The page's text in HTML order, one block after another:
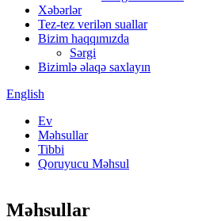
Xəbərlər
Tez-tez verilən suallar
Bizim haqqımızda
Sərgi
Bizimlə əlaqə saxlayın
English
Ev
Məhsullar
Tibbi
Qoruyucu Məhsul
Məhsullar